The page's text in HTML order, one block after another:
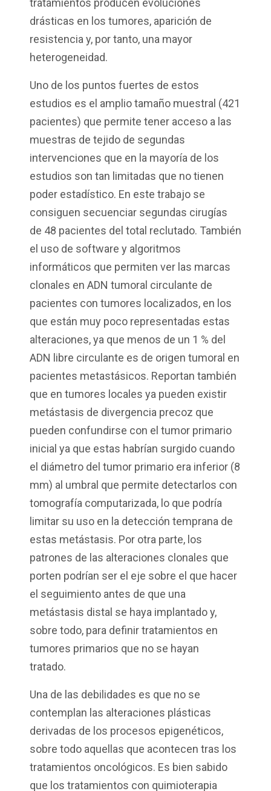
tratamientos producen evoluciones
drásticas en los tumores, aparición de
resistencia y, por tanto, una mayor
heterogeneidad.
Uno de los puntos fuertes de estos
estudios es el amplio tamaño muestral (421
pacientes) que permite tener acceso a las
muestras de tejido de segundas
intervenciones que en la mayoría de los
estudios son tan limitadas que no tienen
poder estadístico. En este trabajo se
consiguen secuenciar segundas cirugías
de 48 pacientes del total reclutado. También
el uso de software y algoritmos
informáticos que permiten ver las marcas
clonales en ADN tumoral circulante de
pacientes con tumores localizados, en los
que están muy poco representadas estas
alteraciones, ya que menos de un 1 % del
ADN libre circulante es de origen tumoral en
pacientes metastásicos. Reportan también
que en tumores locales ya pueden existir
metástasis de divergencia precoz que
pueden confundirse con el tumor primario
inicial ya que estas habrían surgido cuando
el diámetro del tumor primario era inferior (8
mm) al umbral que permite detectarlos con
tomografía computarizada, lo que podría
limitar su uso en la detección temprana de
estas metástasis. Por otra parte, los
patrones de las alteraciones clonales que
porten podrían ser el eje sobre el que hacer
el seguimiento antes de que una
metástasis distal se haya implantado y,
sobre todo, para definir tratamientos en
tumores primarios que no se hayan
tratado.
Una de las debilidades es que no se
contemplan las alteraciones plásticas
derivadas de los procesos epigenéticos,
sobre todo aquellas que acontecen tras los
tratamientos oncológicos. Es bien sabido
que los tratamientos con quimioterapia